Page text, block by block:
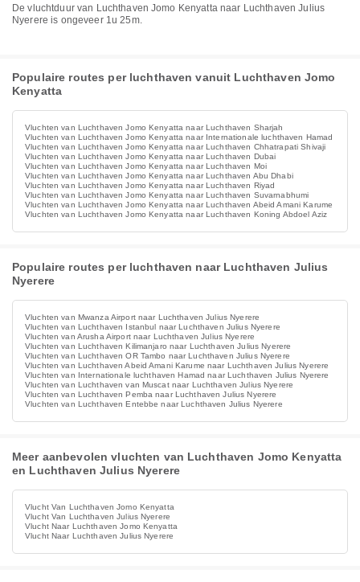
De vluchtduur van Luchthaven Jomo Kenyatta naar Luchthaven Julius
Nyerere is ongeveer 1u 25m.
Populaire routes per luchthaven vanuit Luchthaven Jomo
Kenyatta
Vluchten van Luchthaven Jomo Kenyatta naar Luchthaven Sharjah
Vluchten van Luchthaven Jomo Kenyatta naar Internationale luchthaven Hamad
Vluchten van Luchthaven Jomo Kenyatta naar Luchthaven Chhatrapati Shivaji
Vluchten van Luchthaven Jomo Kenyatta naar Luchthaven Dubai
Vluchten van Luchthaven Jomo Kenyatta naar Luchthaven Moi
Vluchten van Luchthaven Jomo Kenyatta naar Luchthaven Abu Dhabi
Vluchten van Luchthaven Jomo Kenyatta naar Luchthaven Riyad
Vluchten van Luchthaven Jomo Kenyatta naar Luchthaven Suvarnabhumi
Vluchten van Luchthaven Jomo Kenyatta naar Luchthaven Abeid Amani Karume
Vluchten van Luchthaven Jomo Kenyatta naar Luchthaven Koning Abdoel Aziz
Populaire routes per luchthaven naar Luchthaven Julius
Nyerere
Vluchten van Mwanza Airport naar Luchthaven Julius Nyerere
Vluchten van Luchthaven Istanbul naar Luchthaven Julius Nyerere
Vluchten van Arusha Airport naar Luchthaven Julius Nyerere
Vluchten van Luchthaven Kilimanjaro naar Luchthaven Julius Nyerere
Vluchten van Luchthaven OR Tambo naar Luchthaven Julius Nyerere
Vluchten van Luchthaven Abeid Amani Karume naar Luchthaven Julius Nyerere
Vluchten van Internationale luchthaven Hamad naar Luchthaven Julius Nyerere
Vluchten van Luchthaven van Muscat naar Luchthaven Julius Nyerere
Vluchten van Luchthaven Pemba naar Luchthaven Julius Nyerere
Vluchten van Luchthaven Entebbe naar Luchthaven Julius Nyerere
Meer aanbevolen vluchten van Luchthaven Jomo Kenyatta
en Luchthaven Julius Nyerere
Vlucht Van Luchthaven Jomo Kenyatta
Vlucht Van Luchthaven Julius Nyerere
Vlucht Naar Luchthaven Jomo Kenyatta
Vlucht Naar Luchthaven Julius Nyerere